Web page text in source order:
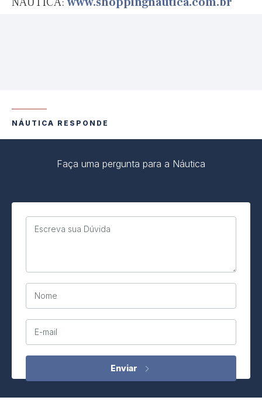
NÁUTICA RESPONDE
Faça uma pergunta para a Náutica
Escreva sua Dúvida
Nome
E-mail